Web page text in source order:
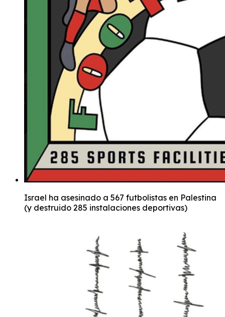
Israel ha asesinado a 567 futbolistas en Palestina
(y destruido 285 instalaciones deportivas)